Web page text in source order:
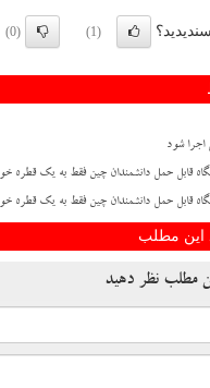
(1)
(0)
این مطلب
مطلب نظر دهید